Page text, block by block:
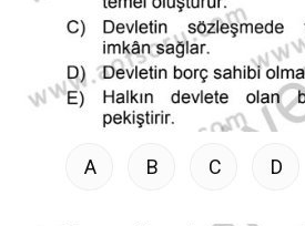
A B C D